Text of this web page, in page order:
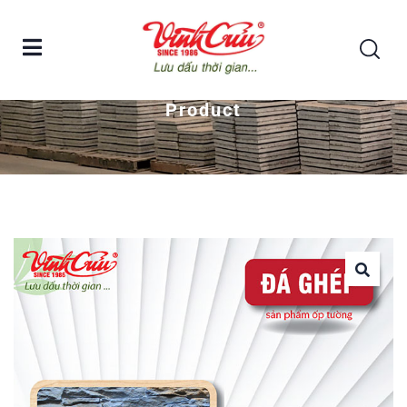
Đá ghép ốp tường – màu xanh biển
Product